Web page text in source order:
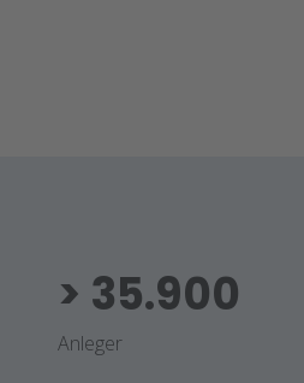
> 35.900
Anleger